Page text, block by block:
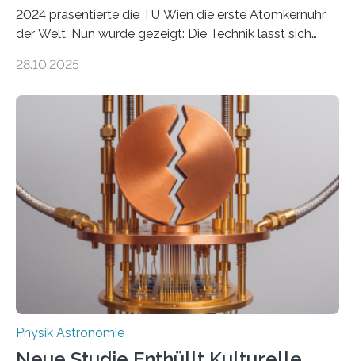
2024 präsentierte die TU Wien die erste Atomkernuhr
der Welt. Nun wurde gezeigt: Die Technik lässt sich
fundamentalen Physik nachzugehen. Thorium-
Messungen verwenden. Das hatte man jahrzehntelang
vermutet, weltweit war nach den passenden
Atomkern-Zuständen gesucht worden, 2024 gelang
einem Team der TU Wien mit Unterstützung
internationaler Partner der entscheidende Durchbruch:
Der lange diskutierte Thorium-Kernübergang wurde
gefunden. Kurz darauf konnte man zeigen, dass sich
Thorium tatsächlich nutzen lässt, um hochpräzise…
28.10.2025
Physik Astronomie